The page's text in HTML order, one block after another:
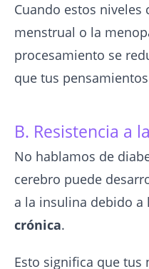
Cuando estos niveles
menstrual o la
procesamiento se
que tus
B. Resistencia a
No hablamos de
cerebro puede
a la insulina debido a
crónica.
Esto significa que tus